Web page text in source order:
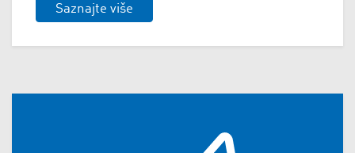
Saznajte više